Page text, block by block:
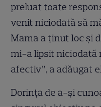
preluat toate
venit niciodată să
Mama a ținut loc și
mi-a lipsit niciodată
afectiv”, a adăugat
Dorința de a-și